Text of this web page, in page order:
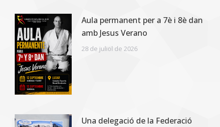
Aula permanent per a 7è i 8è dan
amb Jesus Verano
28 de juliol de 2026
Una delegació de la Federació